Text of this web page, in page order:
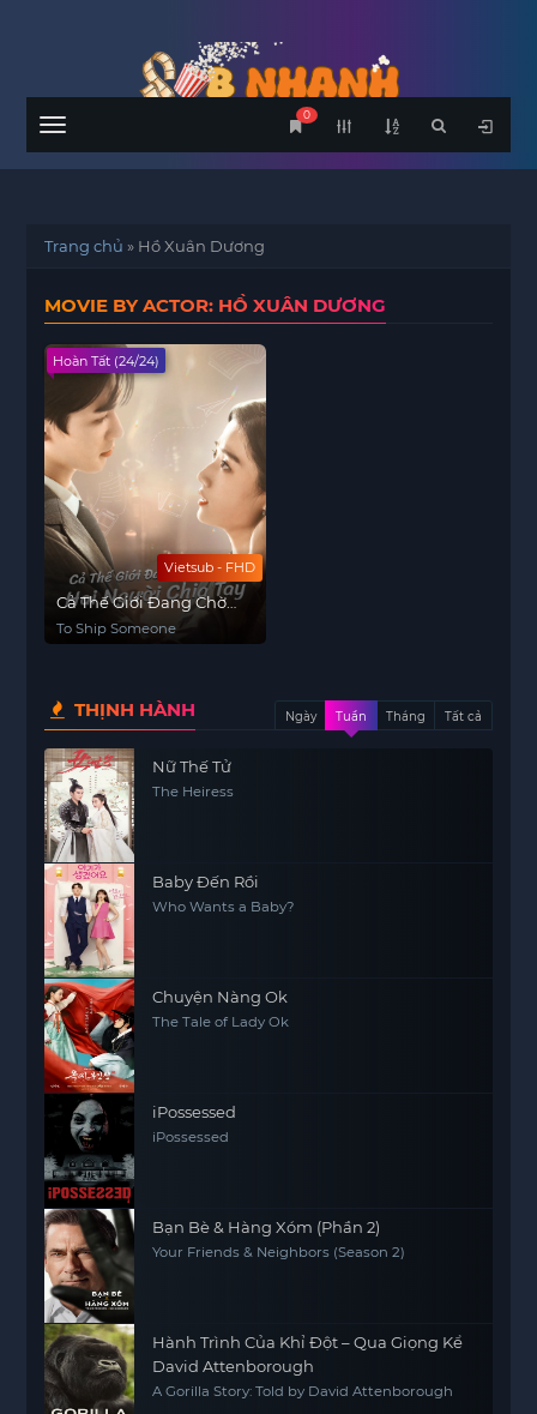
Menu
0
Trang chủ » Hồ Xuân Dương
MOVIE BY ACTOR: HỒ XUÂN DƯƠNG
Vietsub - FHD
Hoàn Tất (24/24)
Cả Thế Giới Đang Chờ
Hai Người Chia Tay
To Ship Someone
THỊNH HÀNH Ngày Tuần Tháng Tất cả
Nữ Thế Tử
The Heiress
Baby Đến Rồi
Who Wants a Baby?
Chuyện Nàng Ok
The Tale of Lady Ok
iPossessed
iPossessed
Bạn Bè & Hàng Xóm (Phần 2)
Your Friends & Neighbors (Season 2)
Hành Trình Của Khỉ Đột – Qua Giọng Kể
David Attenborough
A Gorilla Story: Told by David Attenborough